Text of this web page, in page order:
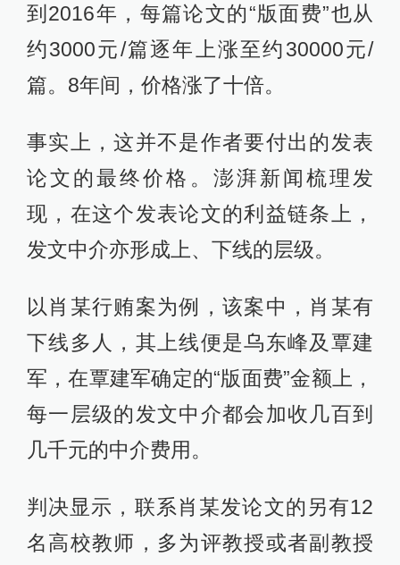
到2016年，每篇论文的“版面费”也从
约3000元/篇逐年上涨至约30000元/
篇。8年间，价格涨了十倍。
事实上，这并不是作者要付出的发表
论文的最终价格。澎湃新闻梳理发
现，在这个发表论文的利益链条上，
发文中介亦形成上、下线的层级。
以肖某行贿案为例，该案中，肖某有
下线多人，其上线便是乌东峰及覃建
军，在覃建军确定的“版面费”金额上，
每一层级的发文中介都会加收几百到
几千元的中介费用。
判决显示，联系肖某发论文的另有12
名高校教师，多为评教授或者副教授